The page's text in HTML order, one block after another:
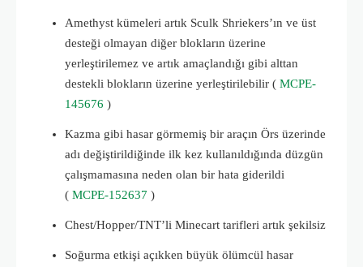
Amethyst kümeleri artık Sculk Shriekers’ın ve üst
desteği olmayan diğer blokların üzerine
yerleştirilemez ve artık amaçlandığı gibi alttan
destekli blokların üzerine yerleştirilebilir ( MCPE-
145676 )
Kazma gibi hasar görmemiş bir araçın Örs üzerinde
adı değiştirildiğinde ilk kez kullanıldığında düzgün
çalışmamasına neden olan bir hata giderildi
( MCPE-152637 )
Chest/Hopper/TNT’li Minecart tarifleri artık şekilsiz
Soğurma etkişi açıkken büyük ölümcül hasar